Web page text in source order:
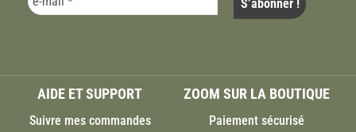
AIDE ET SUPPORT
Suivre mes commandes
ZOOM SUR LA BOUTIQUE
Paiement sécurisé